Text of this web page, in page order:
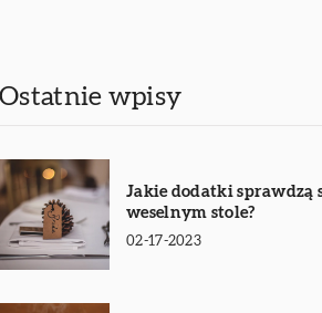
Ostatnie wpisy
Jakie dodatki sprawdzą
weselnym stole?
02-17-2023